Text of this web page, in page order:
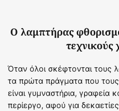
Ο λαμπτήρας
τεχνικούς
Όταν όλοι σκέφτονται τους
τα πρώτα πράγματα που
είναι γυμναστήρια, γραφεία
περίεργο, αφού για